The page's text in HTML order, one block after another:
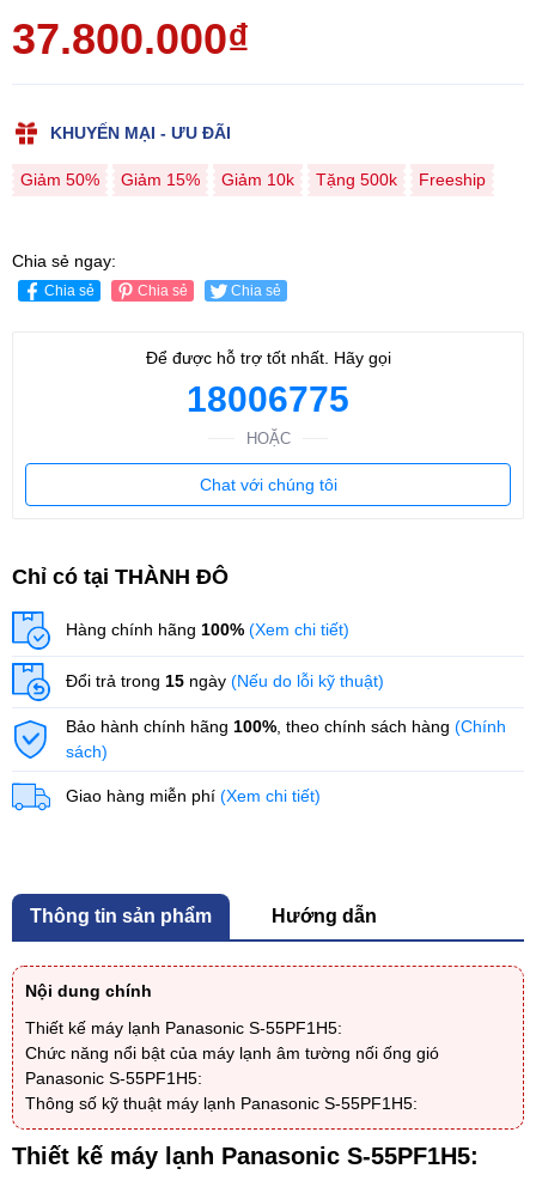
37.800.000₫
KHUYẾN MẠI - ƯU ĐÃI
Giảm 50% Giảm 15% Giảm 10k Tặng 500k Freeship
Chia sẻ ngay:
Chia sẻ Chia sẻ Chia sẻ
Để được hỗ trợ tốt nhất. Hãy gọi
18006775
HOẶC
Chat với chúng tôi
Chỉ có tại THÀNH ĐÔ
Hàng chính hãng 100% (Xem chi tiết)
Đổi trả trong 15 ngày (Nếu do lỗi kỹ thuật)
Bảo hành chính hãng 100% , theo chính sách hàng (Chính
sách)
Giao hàng miễn phí (Xem chi tiết)
Thông tin sản phẩm Hướng dẫn
Nội dung chính
Thiết kế máy lạnh Panasonic S-55PF1H5:
Chức năng nổi bật của máy lạnh âm tường nối ống gió
Panasonic S-55PF1H5:
Thông số kỹ thuật máy lạnh Panasonic S-55PF1H5:
Thiết kế máy lạnh Panasonic S-55PF1H5: